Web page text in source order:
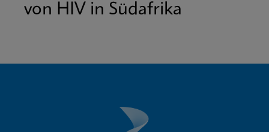
von HIV in Südafrika